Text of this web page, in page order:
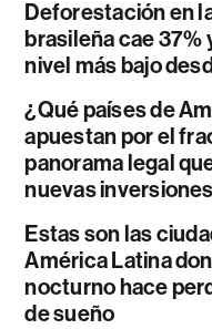
Deforestación en
brasileña cae 37%
nivel más bajo
¿Qué países de
apuestan por el
panorama legal
nuevas inversiones
Estas son las
América Latina
nocturno hace
de sueño